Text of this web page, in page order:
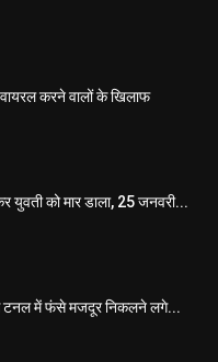
वायरल करने वालों के खिलाफ
युवती को मार डाला, 25 जनवरी...
टनल में फंसे मजदूर निकलने लगे...